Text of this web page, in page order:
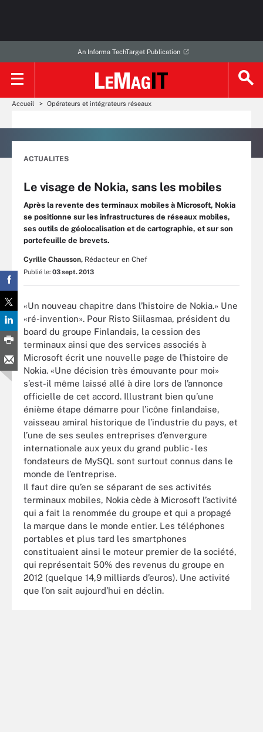
An Informa TechTarget Publication
Accueil Opérateurs et intégrateurs réseaux
ACTUALITES
Le visage de Nokia, sans les mobiles
Après la revente des terminaux mobiles à Microsoft, Nokia
se positionne sur les infrastructures de réseaux mobiles,
ses outils de géolocalisation et de cartographie, et sur son
portefeuille de brevets.
Cyrille Chausson, Rédacteur en Chef
Publié le: 03 sept. 2013
«Un nouveau chapitre dans l’histoire de Nokia.» Une
«ré-invention». Pour Risto Siilasmaa, président du
board du groupe Finlandais, la cession des
terminaux ainsi que des services associés à
Microsoft écrit une nouvelle page de l'histoire de
Nokia. «Une décision très émouvante pour moi»
s’est-il même laissé allé à dire lors de l’annonce
officielle de cet accord. Illustrant bien qu’une
énième étape démarre pour l’icône finlandaise,
vaisseau amiral historique de l’industrie du pays, et
l’une de ses seules entreprises d’envergure
internationale aux yeux du grand public - les
fondateurs de MySQL sont surtout connus dans le
monde de l’entreprise.
Il faut dire qu’en se séparant de ses activités
terminaux mobiles, Nokia cède à Microsoft l’activité
qui a fait la renommée du groupe et qui a propagé
la marque dans le monde entier. Les téléphones
portables et plus tard les smartphones
constituaient ainsi le moteur premier de la société,
qui représentait 50% des revenus du groupe en
2012 (quelque 14,9 milliards d’euros). Une activité
que l’on sait aujourd’hui en déclin.